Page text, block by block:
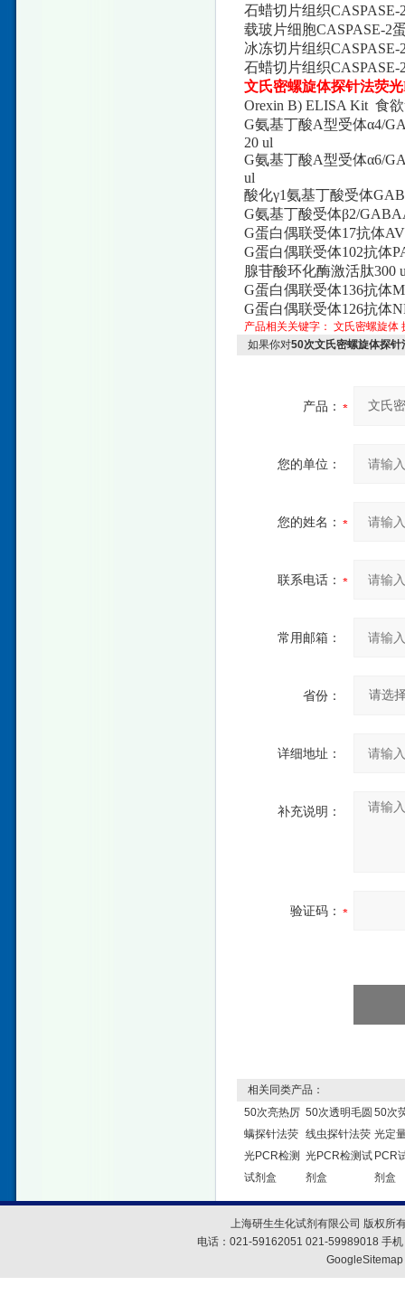
石蜡切片组织
载玻片细胞CASPASE-
冰冻切片组织
石蜡切片组织
文氏密螺旋体探针法荧
Orexin B) ELISA Kit 食
G氨基丁酸A型受体α4/
20 ul
G氨基丁酸A型受体α6/
ul
酸化γ1氨基丁酸受体
G氨基丁酸受体β2/
G蛋白偶联受体17抗体
G蛋白偶联受体102抗体
腺苷酸环化酶激活肽300
G蛋白偶联受体136抗体
G蛋白偶联受体126抗体
产品相关关键字： 文氏密螺旋体
如果你对50次文氏密螺旋体探
产品：
您的单位：
您的姓名：
联系电话：
常用邮箱：
省份：
详细地址：
补充说明：
验证码：
相关同类产品：
50次亮热厉
螨探针法荧
光PCR检测
试剂盒
50次透明毛圆
线虫探针法荧
光PCR检测试
剂盒
50次
光定
PCR
剂盒
上海研生生化试剂有限公司 版权所
电话：021-59162051 021-59989018 手
GoogleSitemap